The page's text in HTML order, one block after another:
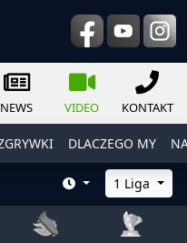
NEWS VIDEO KONTAKT
DLACZEGO MY
1 Liga